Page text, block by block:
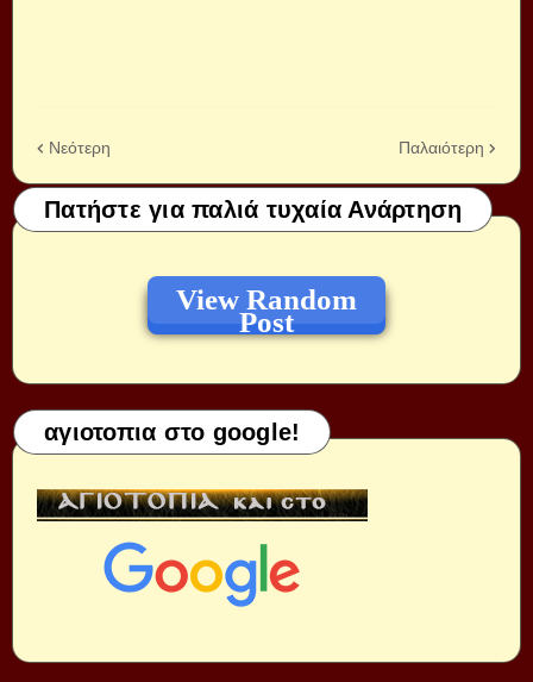
Νεότερη Παλαιότερη
Πατήστε για παλιά τυχαία Ανάρτηση
View Random
Post
αγιοτοπια στο google!